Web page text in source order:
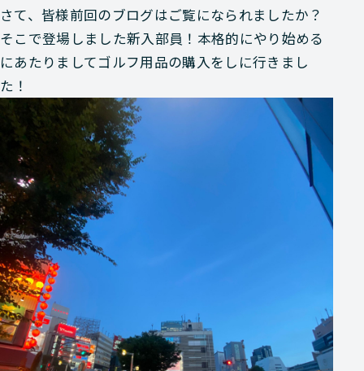
さて、皆様前回のブログはご覧になられましたか？
そこで登場しました新入部員！本格的にやり始める
にあたりましてゴルフ用品の購入をしに行きまし
た！